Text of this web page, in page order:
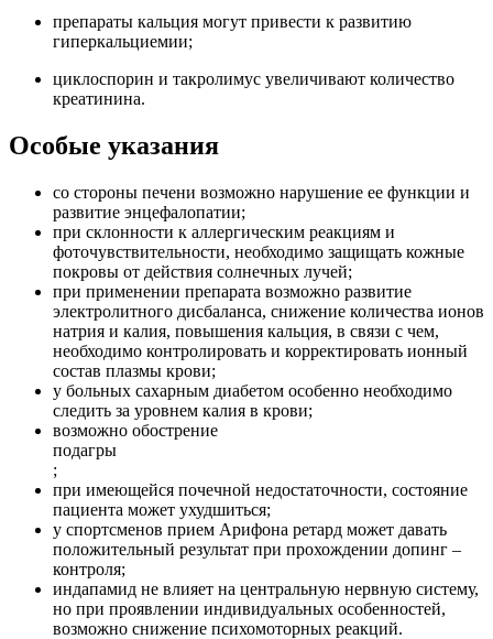
препараты кальция могут привести к развитию
гиперкальциемии;
циклоспорин и такролимус увеличивают количество
креатинина.
Особые указания
со стороны печени возможно нарушение ее функции и
развитие энцефалопатии;
при склонности к аллергическим реакциям и
фоточувствительности, необходимо защищать кожные
покровы от действия солнечных лучей;
при применении препарата возможно развитие
электролитного дисбаланса, снижение количества ионов
натрия и калия, повышения кальция, в связи с чем,
необходимо контролировать и корректировать ионный
состав плазмы крови;
у больных сахарным диабетом особенно необходимо
следить за уровнем калия в крови;
возможно обострение
подагры
;
при имеющейся почечной недостаточности, состояние
пациента может ухудшиться;
у спортсменов прием Арифона ретард может давать
положительный результат при прохождении допинг –
контроля;
индапамид не влияет на центральную нервную систему,
но при проявлении индивидуальных особенностей,
возможно снижение психомоторных реакций.